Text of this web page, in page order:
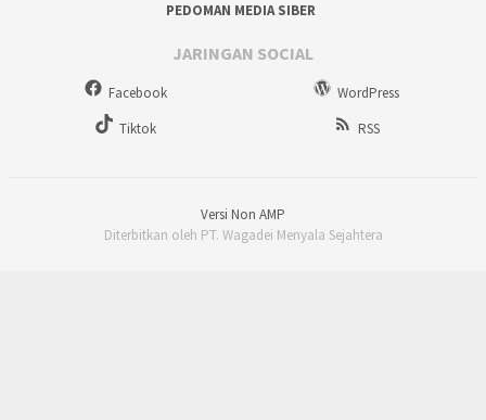
PEDOMAN MEDIA SIBER
JARINGAN SOCIAL
Facebook
WordPress
Tiktok
RSS
Versi Non AMP
Diterbitkan oleh PT. Wagadei Menyala Sejahtera